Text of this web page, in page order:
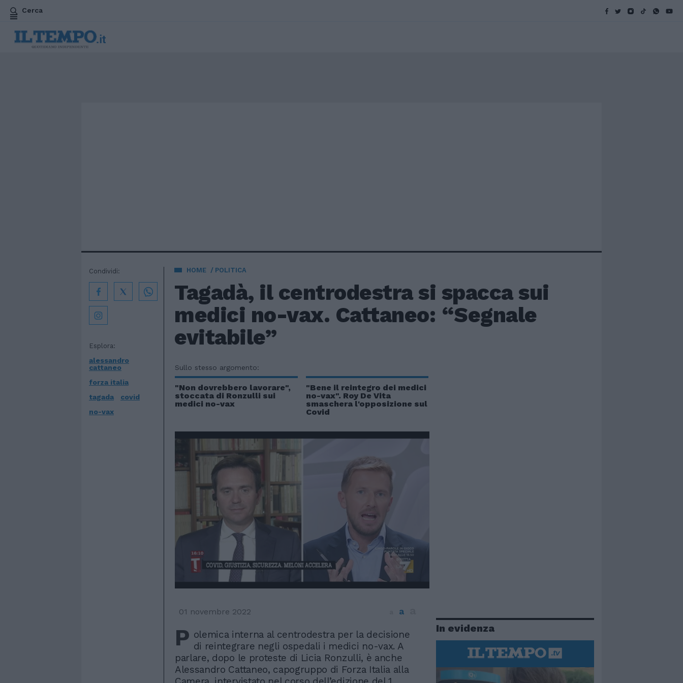
Cerca
HOME POLITICA
Tagadà, il centrodestra si spacca sui
medici no-vax. Cattaneo: “Segnale
evitabile”
Esplora:
alessandro
cattaneo
forza italia
tagada
covid
no-vax
Condividi:
Sullo stesso argomento:
"Non dovrebbero lavorare",
stoccata di Ronzulli sui
medici no-vax
"Bene il reintegro dei medici
no-vax". Roy De Vita
smaschera l'opposizione sul
Covid
01 novembre 2022 a
P olemica interna al centrodestra per la decisione
di reintegrare negli ospedali i medici no-vax. A
parlare, dopo le proteste di Licia Ronzulli, è anche
Alessandro Cattaneo, capogruppo di Forza Italia alla
In evidenza